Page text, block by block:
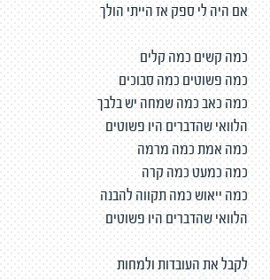
אם היה לי ספק אז הייתי הולך
כמה קשים כמה קלים
כמה פשוטים כמה סבוכים
כמה כאב כמה שמחה יש בלבך
הלוואי שהדברים היו פשוטים
כמה אמת כמה מרמה
כמה כמעט כמה קרה
כמה ייאוש כמה תקווה להבנה
הלוואי שהדברים היו פשוטים
לקבל את העובדות ולמחות